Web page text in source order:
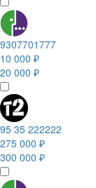
9307701777
10 000 ₽
20 000 ₽
95 35 222222
275 000 ₽
300 000 ₽